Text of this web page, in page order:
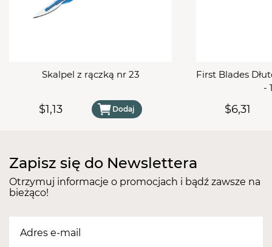
się do dłoni.
Skalpel z rączką nr 23
$1,13 Dodaj
First Blades
-
$6,31
Zapisz się do Newslettera
Otrzymuj informacje o promocjach i bądź zawsze na
bieżąco!